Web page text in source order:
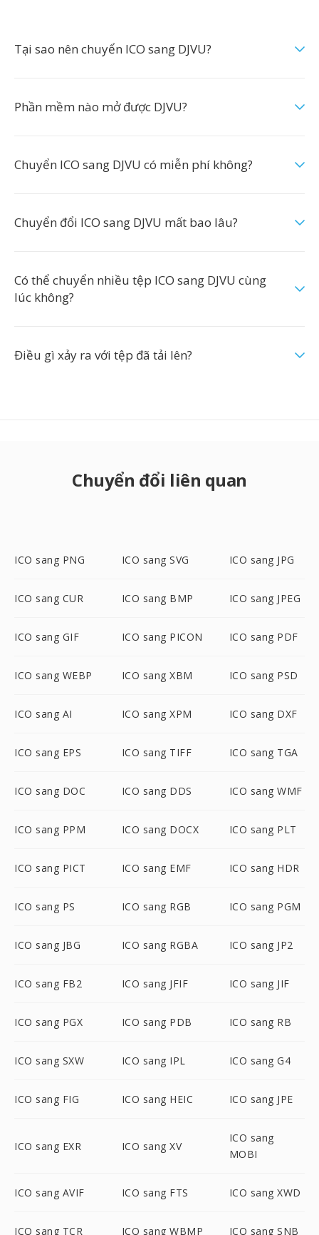
Tại sao nên chuyển ICO sang DJVU?
Phần mềm nào mở được DJVU?
Chuyển ICO sang DJVU có miễn phí không?
Chuyển đổi ICO sang DJVU mất bao lâu?
Có thể chuyển nhiều tệp ICO sang DJVU cùng
lúc không?
Điều gì xảy ra với tệp đã tải lên?
Chuyển đổi liên quan
ICO sang PNG ICO sang SVG ICO sang JPG
ICO sang CUR ICO sang BMP ICO sang JPEG
ICO sang GIF ICO sang PICON ICO sang PDF
ICO sang WEBP ICO sang XBM ICO sang PSD
ICO sang AI ICO sang XPM ICO sang DXF
ICO sang EPS ICO sang TIFF ICO sang TGA
ICO sang DOC ICO sang DDS ICO sang WMF
ICO sang PPM ICO sang DOCX ICO sang PLT
ICO sang PICT ICO sang EMF ICO sang HDR
ICO sang PS ICO sang RGB ICO sang PGM
ICO sang JBG ICO sang RGBA ICO sang JP2
ICO sang FB2 ICO sang JFIF ICO sang JIF
ICO sang PGX ICO sang PDB ICO sang RB
ICO sang SXW ICO sang IPL ICO sang G4
ICO sang FIG ICO sang HEIC ICO sang JPE
ICO sang EXR ICO sang XV
ICO sang
MOBI
ICO sang AVIF ICO sang FTS ICO sang XWD
ICO sang TCR ICO sang WBMP ICO sang SNB